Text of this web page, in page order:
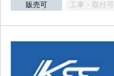
販売可 工事・取付可